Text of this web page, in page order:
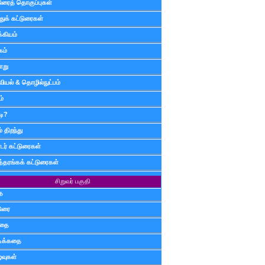
தொகுப்புகள்
கட்டுரைகள்
& தொழில்நுட்பம்
கட்டுரைகள்
கட்டுரைகள்
சிறுவர் பகுதி